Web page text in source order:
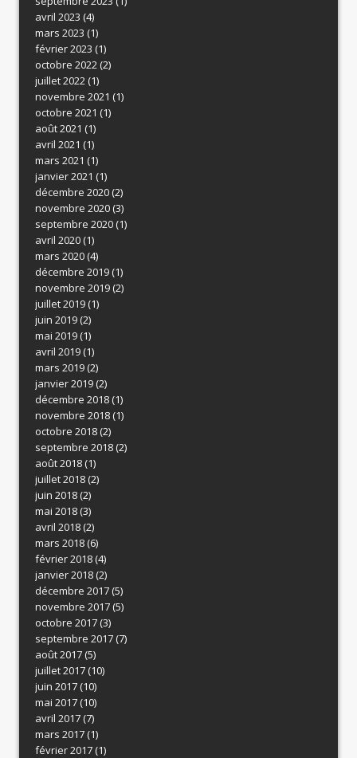
avril 2023 (4)
mars 2023 (1)
février 2023 (1)
octobre 2022(2)
juillet 2022(1)
novembre 2021 (1)
octobre 2021 (1)
août 2021 (1)
avril 2021 (1)
mars 2021 (1)
janvier 2021 (1)
décembre 2020(2)
novembre 2020(3)
septembre 2020(1)
avril 2020(1)
mars 2020(4)
décembre 2019(1)
novembre 2019(2)
juillet 2019(1)
juin 2019(2)
mai 2019(1)
avril 2019(1)
mars 2019(2)
janvier 2019(2)
décembre 2018(1)
novembre 2018(1)
octobre 2018(2)
septembre 2018(2)
août 2018(1)
juillet 2018(2)
juin 2018(2)
mai 2018(3)
avril 2018(2)
mars 2018(6)
février 2018(4)
janvier 2018(2)
décembre 2017(5)
novembre 2017(5)
octobre 2017(3)
septembre 2017(7)
août 2017(5)
juillet 2017(10)
juin 2017(10)
mai 2017(10)
avril 2017(7)
mars 2017(1)
février 2017(1)